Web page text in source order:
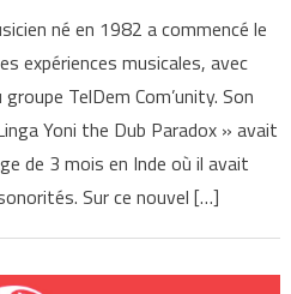
né en 1982 a commencé le
expériences musicales, avec
TelDem Com’unity. Son
Yoni the Dub Paradox » avait
de 3 mois en Inde où il avait
Sur ce nouvel […]